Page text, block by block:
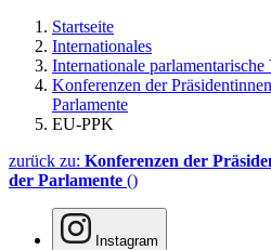
Startseite
Internationales
Internationale parlamentarische
Konferenzen der
Parlamente
EU-PPK
zurück zu: Konferenzen der
der Parlamente ()
Instagram